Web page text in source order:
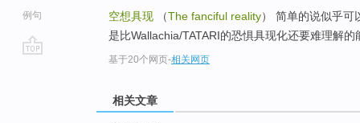
例句
空想具现 （The fanciful reality） 简单的说似乎可
是比Wallachia/TATARI的恐惧具现化还要难理解的
基于20个网页-相关网页
相关文章